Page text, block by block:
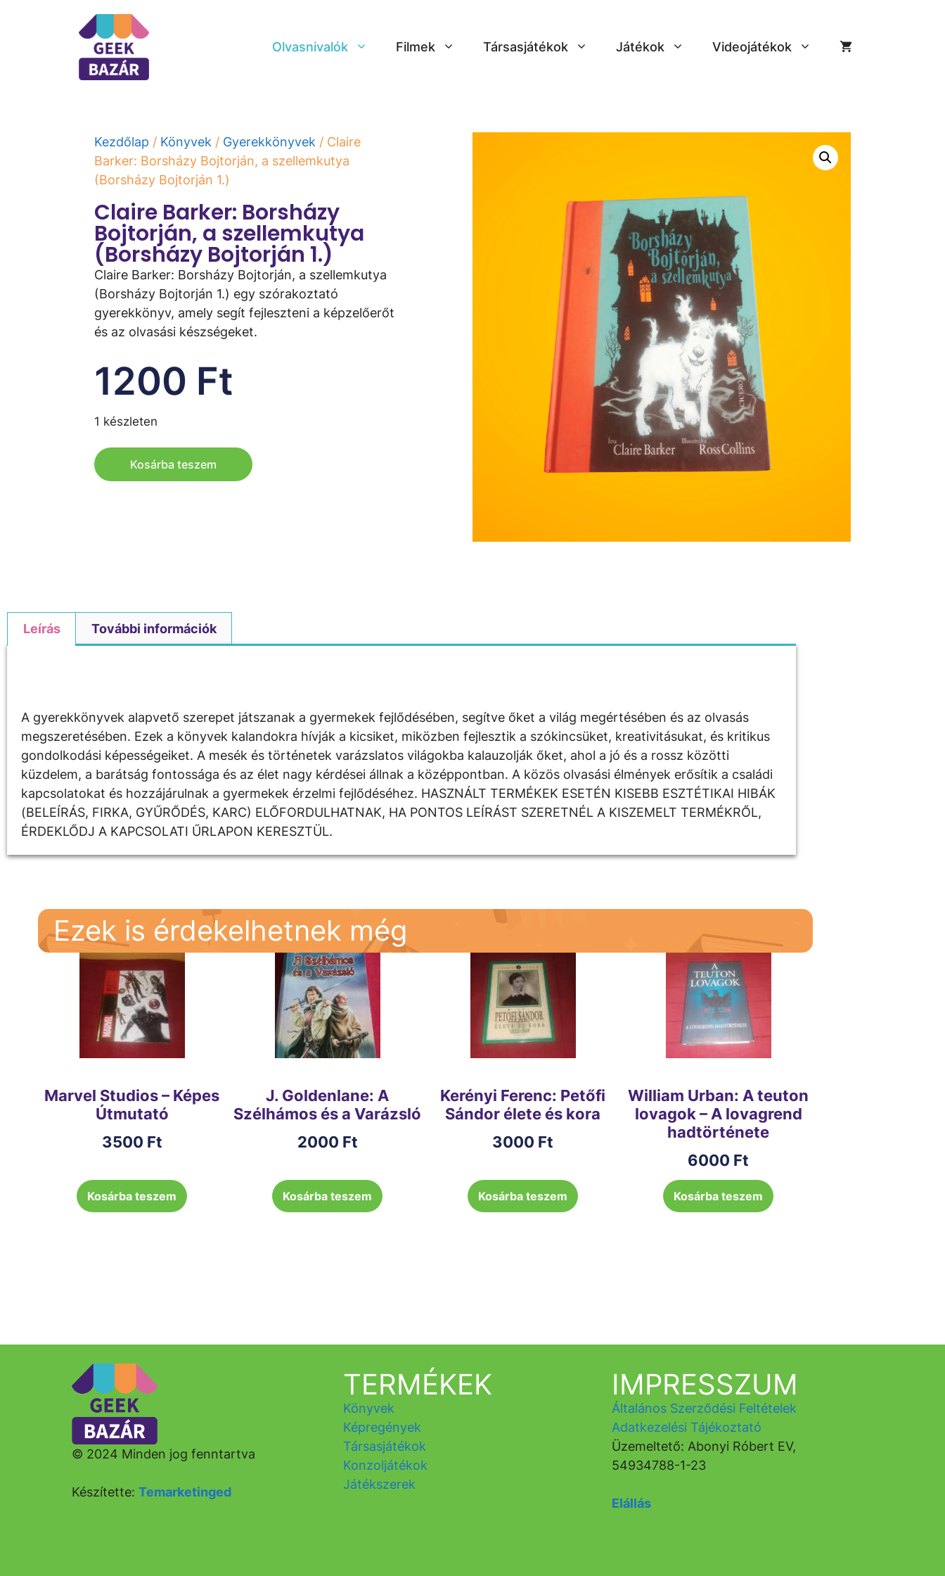
Olvasnivalók Filmek Társasjátékok Játékok Videojátékok
Kezdőlap / Könyvek / Gyerekkönyvek / Claire
Barker: Borsházy ​Bojtorján, a szellemkutya
(Borsházy Bojtorján 1.)
Claire Barker: Borsházy ​
Bojtorján, a szellemkutya
(Borsházy Bojtorján 1.)
Claire Barker: Borsházy ​Bojtorján, a szellemkutya
(Borsházy Bojtorján 1.) egy szórakoztató
gyerekkönyv, amely segít fejleszteni a képzelőerőt
és az olvasási készségeket.
1200 Ft
1 készleten
Kosárba teszem
Leírás További információk
A gyerekkönyvek alapvető szerepet játszanak a gyermekek fejlődésében, segítve őket a világ megértésében és az olvasás
megszeretésében. Ezek a könyvek kalandokra hívják a kicsiket, miközben fejlesztik a szókincsüket, kreativitásukat, és kritikus
gondolkodási képességeiket. A mesék és történetek varázslatos világokba kalauzolják őket, ahol a jó és a rossz közötti
küzdelem, a barátság fontossága és az élet nagy kérdései állnak a középpontban. A közös olvasási élmények erősítik a családi
kapcsolatokat és hozzájárulnak a gyermekek érzelmi fejlődéséhez. HASZNÁLT TERMÉKEK ESETÉN KISEBB ESZTÉTIKAI HIBÁK
(BELEÍRÁS, FIRKA, GYŰRŐDÉS, KARC) ELŐFORDULHATNAK, HA PONTOS LEÍRÁST SZERETNÉL A KISZEMELT TERMÉKRŐL,
ÉRDEKLŐDJ A KAPCSOLATI ŰRLAPON KERESZTÜL.
Ezek is érdekelhetnek még
Marvel Studios – Képes
Útmutató
3500 Ft
Kosárba teszem
J. Goldenlane: A
Szélhámos és a Varázsló
2000 Ft
Kosárba teszem
Kerényi Ferenc: Petőfi
Sándor élete és kora
3000 Ft
Kosárba teszem
William Urban: A teuton
lovagok – A lovagrend
hadtörténete
6000 Ft
Kosárba teszem
© 2024 Minden jog fenntartva
Készítette: Temarketinged
TERMÉKEK
Könyvek
Képregények
Társasjátékok
Konzoljátékok
Játékszerek
IMPRESSZUM
Általános Szerződési Feltételek
Adatkezelési Tájékoztató
Üzemeltető: Abonyi Róbert EV,
54934788-1-23
Elállás